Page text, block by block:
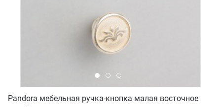
Pandora мебельная ручка-кнопка малая восточное